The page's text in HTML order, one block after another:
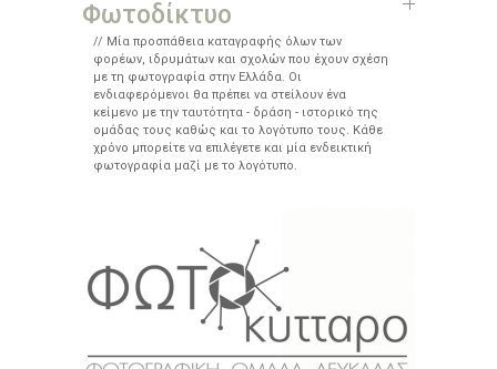
Φωτοδίκτυο
Μία προσπάθεια καταγραφής όλων των
φορέων, ιδρυμάτων και σχολών που έχουν σχέση
με τη φωτογραφία στην Ελλάδα. Οι
ενδιαφερόμενοι θα πρέπει να στείλουν ένα
κείμενο με την ταυτότητα - δράση - ιστορικό της
ομάδας τους καθώς και το λογότυπο τους. Κάθε
χρόνο μπορείτε να επιλέγετε και μία ενδεικτική
φωτογραφία μαζί με το λογότυπο.